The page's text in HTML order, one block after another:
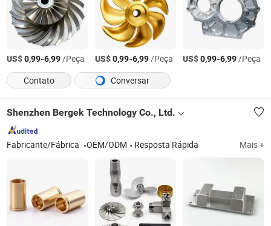
US$0,99-6,99/Peça US$0,99-6,99/Peça US$0,99-6,99/Peça
Contato
Conversar
Shenzhen Bergek Technology Co., Ltd.
Fabricante/Fábrica OEM/ODM Resposta Rápida Mais +